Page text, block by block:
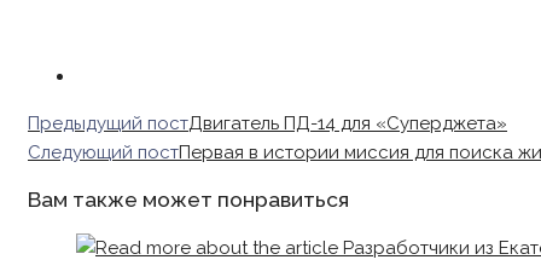
Read
more
Предыдущий постДвигатель ПД-14 для «Суперджета»
Следующий постПервая в истории миссия для поиска
Вам также может понравиться